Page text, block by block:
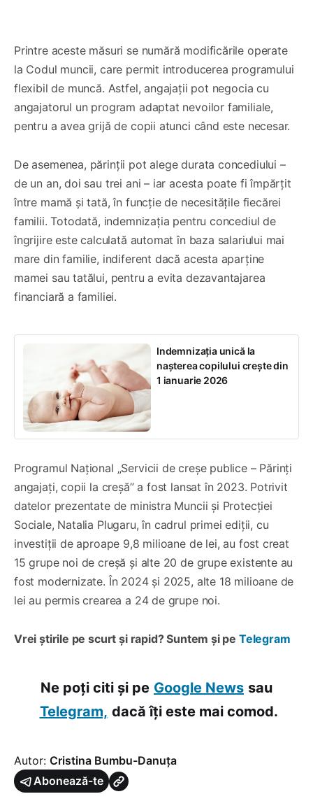
Printre aceste măsuri se numără modificările operate
la Codul muncii, care permit introducerea programului
flexibil de muncă. Astfel, angajații pot negocia cu
angajatorul un program adaptat nevoilor familiale,
pentru a avea grijă de copii atunci când este necesar.
De asemenea, părinții pot alege durata concediului –
de un an, doi sau trei ani – iar acesta poate fi împărțit
între mamă și tată, în funcție de necesitățile fiecărei
familii. Totodată, indemnizația pentru concediul de
îngrijire este calculată automat în baza salariului mai
mare din familie, indiferent dacă acesta aparține
mamei sau tatălui, pentru a evita dezavantajarea
financiară a familiei.
Indemnizația unică la
nașterea copilului crește din
1 ianuarie 2026
Programul Național „Servicii de creșe publice – Părinți
angajați, copii la creșă” a fost lansat în 2023. Potrivit
datelor prezentate de ministra Muncii și Protecției
Sociale, Natalia Plugaru, în cadrul primei ediții, cu
investiții de aproape 9,8 milioane de lei, au fost creat
15 grupe noi de creșă și alte 20 de grupe existente au
fost modernizate. În 2024 și 2025, alte 18 milioane de
lei au permis crearea a 24 de grupe noi.
Vrei știrile pe scurt și rapid? Suntem și pe Telegram
Ne poți citi și pe Google News sau
Telegram, dacă îți este mai comod.
Autor: Cristina Bumbu-Danuța
Abonează-te